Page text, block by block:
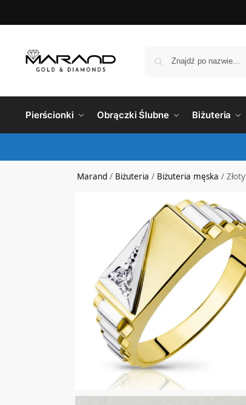
Pierścionki Obrączki Ślubne Biżuteria
Marand / Biżuteria / Biżuteria męska /